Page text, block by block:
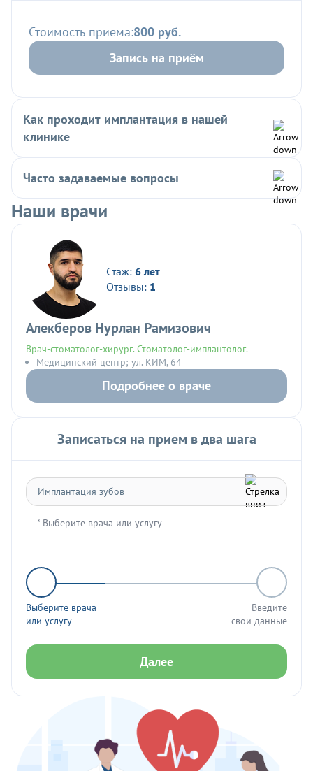
Стоимость приема:800 руб.
Запись на приём
Как проходит имплантация в нашей
клинике
Часто задаваемые вопросы
Наши врачи
Стаж: 6 лет
Отзывы: 1
Алекберов Нурлан Рамизович
Врач-стоматолог-хирург. Стоматолог-имплантолог.
Медицинский центр; ул. КИМ, 64
Подробнее о враче
Записаться на прием в два шага
* Выберите врача или услугу
Выберите врача
или услугу
Введите
свои данные
Далее